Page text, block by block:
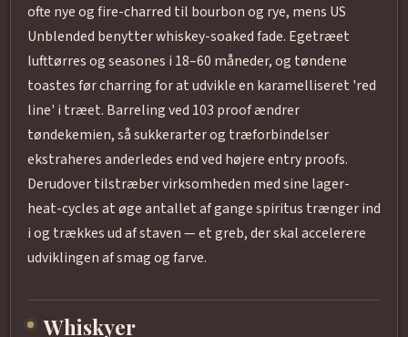
ofte nye og fire-charred til bourbon og rye, mens US
Unblended benytter whiskey-soaked fade. Egetræet
lufttørres og seasones i 18–60 måneder, og tøndene
toastes før charring for at udvikle en karamelliseret 'red
line' i træet. Barreling ved 103 proof ændrer
tøndekemien, så sukkerarter og træforbindelser
ekstraheres anderledes end ved højere entry proofs.
Derudover tilstræber virksomheden med sine lager-
heat-cycles at øge antallet af gange spiritus trænger ind
i og trækkes ud af staven — et greb, der skal accelerere
udviklingen af smag og farve.
Whiskyer